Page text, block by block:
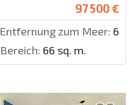
97 500 €
Entfernung zum Meer: 600
Bereich: 66 sq. m.